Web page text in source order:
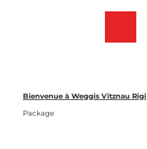
Bienvenue à Weggis Vitznau Rigi
Package